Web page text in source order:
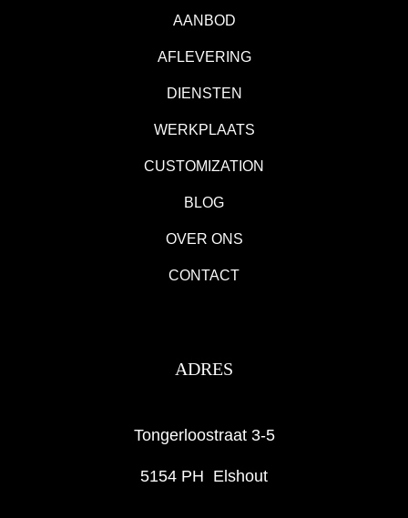
AANBOD
AFLEVERING
DIENSTEN
WERKPLAATS
CUSTOMIZATION
BLOG
OVER ONS
CONTACT
ADRES
Tongerloostraat 3-5
5154 PH Elshout